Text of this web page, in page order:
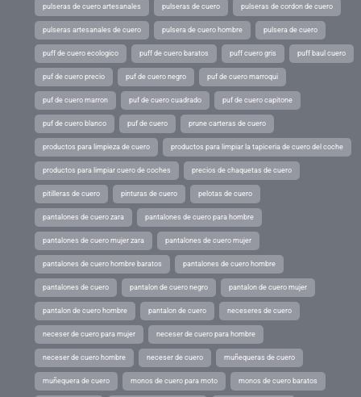
pulseras de cuero artesanales pulseras de cuero pulseras de cordon de cuero
pulseras artesanales de cuero pulsera de cuero hombre pulsera de cuero
puff de cuero ecologico puff de cuero baratos puff cuero gris puff baul cuero
puf de cuero precio puf de cuero negro puf de cuero marroqui
puf de cuero marron puf de cuero cuadrado puf de cuero capitone
puf de cuero blanco puf de cuero prune carteras de cuero
productos para limpieza de cuero productos para limpiar la tapiceria de cuero del coche
productos para limpiar cuero de coches precios de chaquetas de cuero
pitilleras de cuero pinturas de cuero pelotas de cuero
pantalones de cuero zara pantalones de cuero para hombre
pantalones de cuero mujer zara pantalones de cuero mujer
pantalones de cuero hombre baratos pantalones de cuero hombre
pantalones de cuero pantalon de cuero negro pantalon de cuero mujer
pantalon de cuero hombre pantalon de cuero neceseres de cuero
neceser de cuero para mujer neceser de cuero para hombre
neceser de cuero hombre neceser de cuero muñequeras de cuero
muñequera de cuero monos de cuero para moto monos de cuero baratos